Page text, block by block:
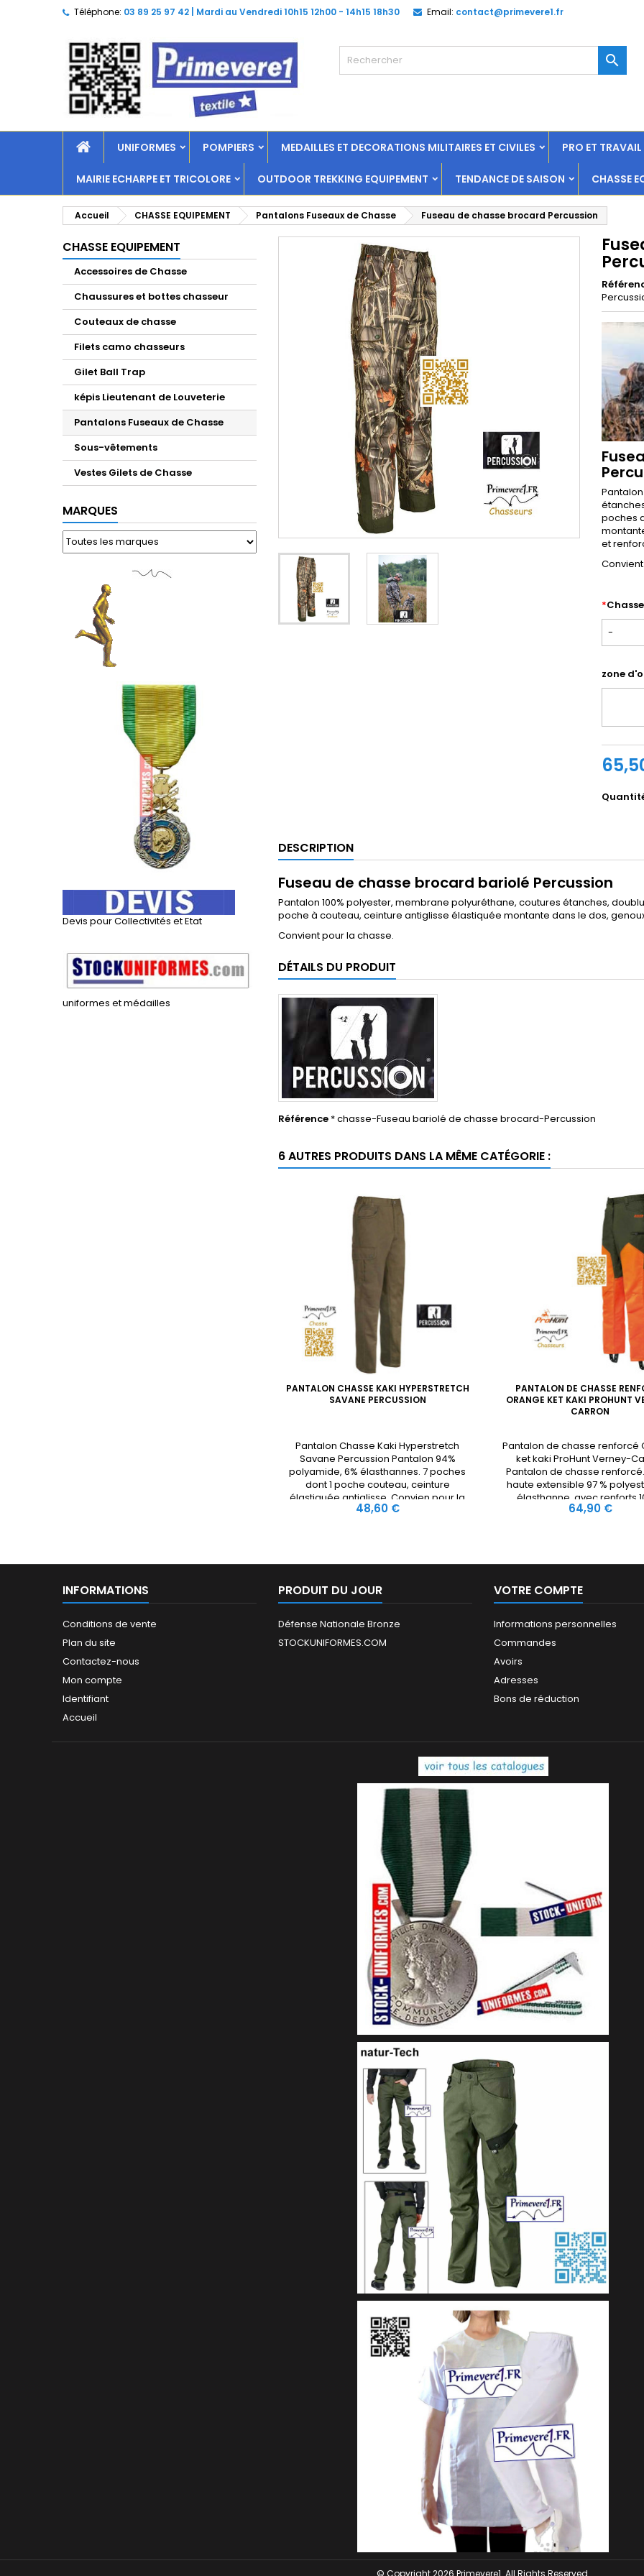
Téléphone: 03 89 25 97 42 | Mardi au Vendredi 10h15 12h00 - 14h15 18h30 Email: contact@primevere1.fr

UNIFORMES POMPIERS MEDAILLES ET DECORATIONS MILITAIRES ET CIVILES PRO ET
MAIRIE ECHARPE ET TRICOLORE OUTDOOR TREKKING EQUIPEMENT TENDANCE DE SAISON CHASSE
Accueil CHASSE EQUIPEMENT Pantalons Fuseaux de Chasse Fuseau de chasse brocard Percussion
CHASSE EQUIPEMENT
Accessoires de Chasse
Chaussures et bottes chasseur
Couteaux de chasse
Filets camo chasseurs
Gilet Ball Trap
képis Lieutenant de Louveterie
Pantalons Fuseaux de Chasse
Sous-vêtements
Vestes Gilets de Chasse
MARQUES
Devis pour Collectivités et Etat
uniformes et médailles
poches
et
*
-
zone
DESCRIPTION
Fuseau de chasse brocard bariolé Percussion
Pantalon 100% polyester, membrane polyuréthane, coutures étanches,
poche à couteau, ceinture antiglisse élastiquée montante dans le dos,
Convient pour la chasse.
DÉTAILS DU PRODUIT
Référence * chasse-Fuseau bariolé de chasse brocard-Percussion
6 AUTRES PRODUITS DANS LA MÊME CATÉGORIE :
PANTALON CHASSE KAKI HYPERSTRETCH
SAVANE PERCUSSION
Pantalon Chasse Kaki Hyperstretch
Savane Percussion Pantalon 94%
polyamide, 6% élasthannes. 7 poches
dont 1 poche couteau, ceinture
élastiquée antiglisse. Convien pour la
chasse.
Prix
48,60 €
PANTALON DE CHASSE
ORANGE KET KAKI PROHUNT
CARRON
Pantalon de chasse renforcé
ket kaki ProHunt Verney-
Pantalon de chasse
haute extensible 97 %
élasthanne. avec renforts
polyester renforcés
poches arrière zippées.
Prix
64,90 €
INFORMATIONS
Conditions de vente
Plan du site
Contactez-nous
Mon compte
Identifiant
Accueil
PRODUIT DU JOUR
Défense Nationale Bronze
STOCKUNIFORMES.COM
VOTRE COMPTE
Informations personnelles
Commandes
Avoirs
Adresses
Bons de réduction
© Copyright 2026 Primevere1. All Rights Reserved.